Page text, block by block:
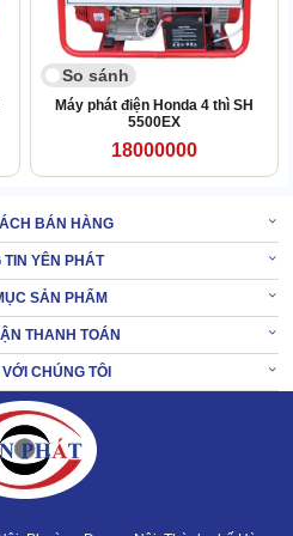
việc khám và điều trị bệnh.
nguồn điện ổn định, hiệu suất cao
phục vụ cho tưới tiêu, cắt cỏ…
So sánh
Máy phát điện Honda 4 thì SH
5500EX
18000000
BÁN HÀNG
TIN YÊN PHÁT
SẢN PHẨM
THANH TOÁN
CHÚNG TÔI